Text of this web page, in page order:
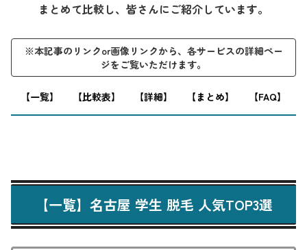
まとめて比較し、皆さんにご紹介しています。
※本記事のリンクor画像リンクから、各サービスの詳細ペー
ジをご覧いただけます。
【一覧】 【比較表】 【詳細】 【まとめ】 【FAQ】
【一覧】名古屋 学生 脱毛 人気TOP3選